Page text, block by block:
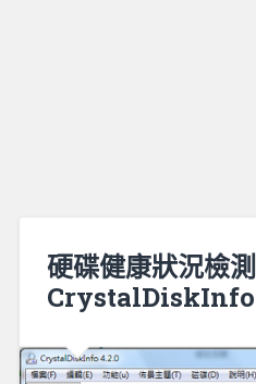
硬碟健康狀況檢
CrystalDiskInfo